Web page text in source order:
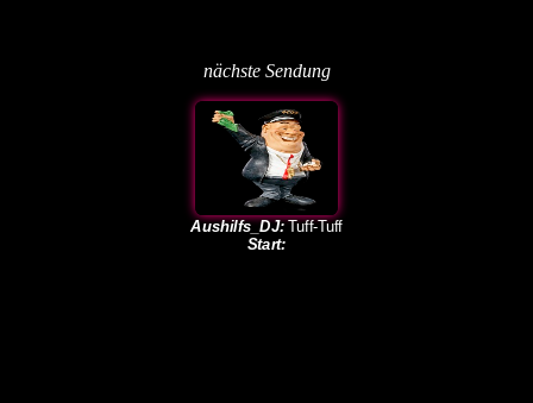
nächste Sendung